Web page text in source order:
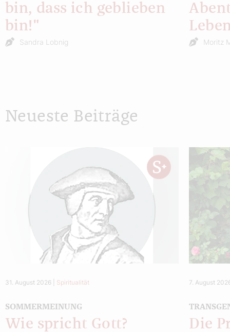
bin, dass ich geblieben
bin!"
Sandra Lobnig Moritz
Neueste Beiträge
31. August 2026 Spiritualität
SOMMERMEINUNG
Wie spricht Gott?
7. August
Die